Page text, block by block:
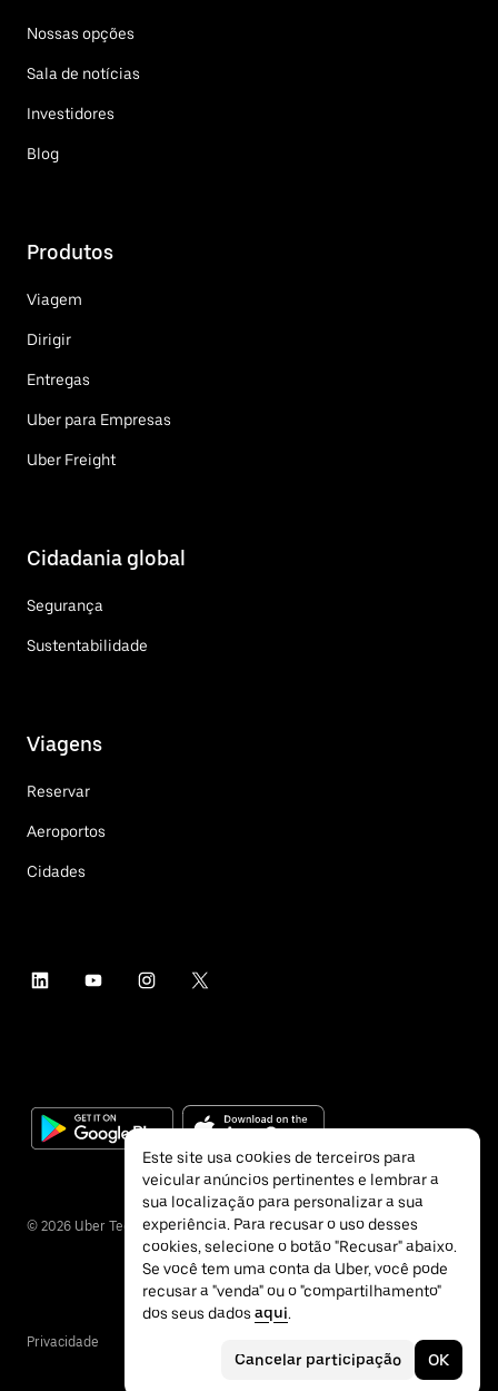
Nossas opções
Sala de notícias
Investidores
Blog
Produtos
Viagem
Dirigir
Entregas
Uber para Empresas
Uber Freight
Cidadania global
Segurança
Sustentabilidade
Viagens
Reservar
Aeroportos
Cidades
© 2026 Uber Technologies Inc.
Privacidade
Este site usa cookies de terceiros para
veicular anúncios pertinentes e lembrar a
sua localização para personalizar a sua
experiência. Para recusar o uso desses
cookies, selecione o botão "Recusar" abaixo.
Se você tem uma conta da Uber, você pode
recusar a "venda" ou o "compartilhamento"
dos seus dados aqui.
Cancelar participação OK